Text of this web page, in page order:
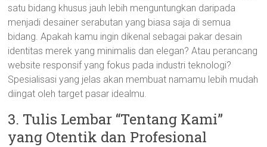
satu bidang khusus jauh lebih menguntungkan daripada
menjadi desainer serabutan yang biasa saja di semua
bidang. Apakah kamu ingin dikenal sebagai pakar desain
identitas merek yang minimalis dan elegan? Atau perancang
website responsif yang fokus pada industri teknologi?
Spesialisasi yang jelas akan membuat namamu lebih mudah
diingat oleh target pasar idealmu.
3. Tulis Lembar “Tentang Kami”
yang Otentik dan Profesional